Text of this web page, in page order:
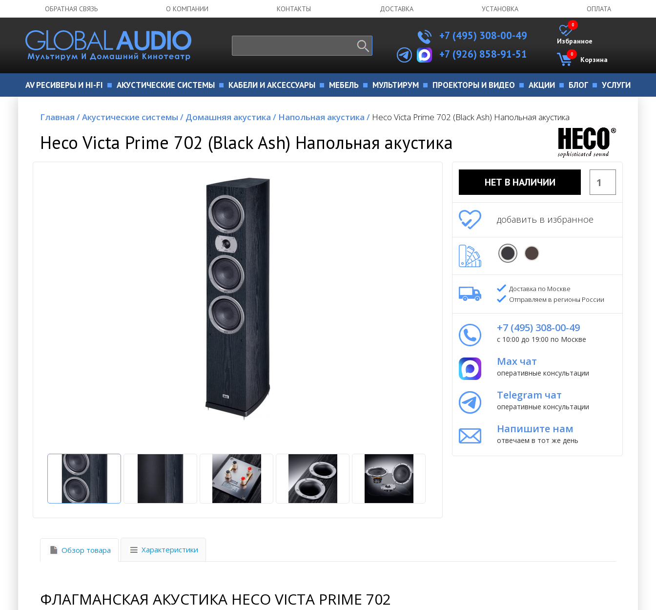
ОБРАТНАЯ СВЯЗЬ О КОМПАНИИ КОНТАКТЫ ДОСТАВКА УСТАНОВКА ОПЛАТА
+7 (495) 308-00-49
+7 (926) 858-91-51
Избранное
0
Корзина
0
AV РЕСИВЕРЫ И HI-FI АКУСТИЧЕСКИЕ СИСТЕМЫ КАБЕЛИ И АКСЕССУАРЫ МЕБЕЛЬ МУЛЬТИРУМ ПРОЕКТОРЫ И ВИДЕО АКЦИИ БЛОГ УСЛУГИ
Главная /Акустические системы / Домашняя акустика / Напольная акустика / Heco Victa Prime 702 (Black Ash) Напольная акустика
Heco Victa Prime 702 (Black Ash) Напольная акустика
НЕТ В НАЛИЧИИ
добавить в избранное
Доставка по Москве
Отправляем в регионы России
+7 (495) 308-00-49
с 10:00 до 19:00 по Москве
Max чат
оперативные консультации
Telegram чат
оперативные консультации
Напишите нам
отвечаем в тот же день
Обзор товара Характеристики
ФЛАГМАНСКАЯ АКУСТИКА HECO VICTA PRIME 702